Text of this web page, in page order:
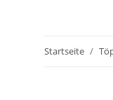
Startseite